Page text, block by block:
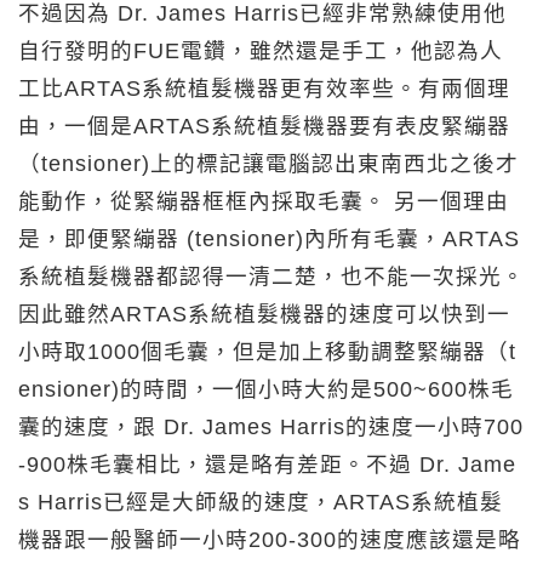
不過因為 Dr. James Harris已經非常熟練使用他
自行發明的FUE電鑽，雖然還是手工，他認為人
工比ARTAS系統植髮機器更有效率些。有兩個理
由，一個是ARTAS系統植髮機器要有表皮緊繃器
（tensioner)上的標記讓電腦認出東南西北之後才
能動作，從緊繃器框框內採取毛囊。 另一個理由
是，即便緊繃器 (tensioner)內所有毛囊，ARTAS
系統植髮機器都認得一清二楚，也不能一次採光。
因此雖然ARTAS系統植髮機器的速度可以快到一
小時取1000個毛囊，但是加上移動調整緊繃器（t
ensioner)的時間，一個小時大約是500~600株毛
囊的速度，跟 Dr. James Harris的速度一小時700
-900株毛囊相比，還是略有差距。不過 Dr. Jame
s Harris已經是大師級的速度，ARTAS系統植髮
機器跟一般醫師一小時200-300的速度應該還是略